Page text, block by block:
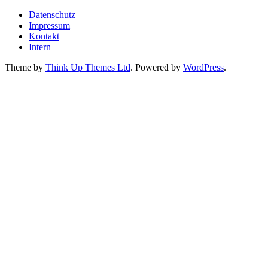
Datenschutz
Impressum
Kontakt
Intern
Theme by Think Up Themes Ltd. Powered by WordPress.